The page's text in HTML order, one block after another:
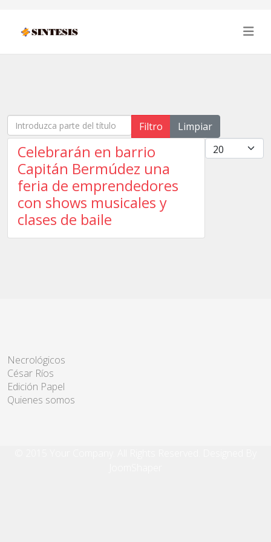
Introduzca parte del título Filtro
Limpiar
Cantidad
Celebrarán en barrio
Capitán Bermúdez una
feria de emprendedores
con shows musicales y
clases de baile
Necrológicos
César Ríos
Edición Papel
Quienes somos